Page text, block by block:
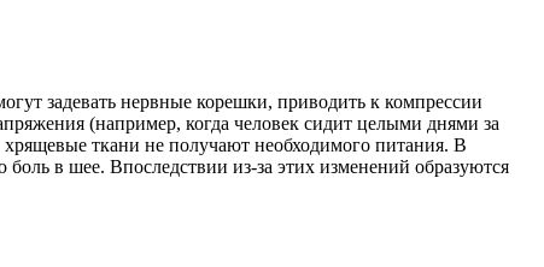
задевать нервные корешки, приводить к компрессии
(например, когда человек сидит целыми днями за
ткани не получают необходимого питания. В
в шее. Впоследствии из-за этих изменений образуются